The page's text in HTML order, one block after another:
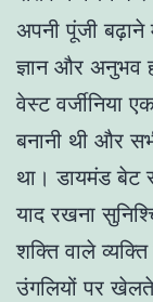
अपनी पूंजी बढ़ाने
ज्ञान और अनुभव
वेस्ट वर्जीनिया
बनानी थी और
था। डायमंड
याद रखना
शक्ति वाले
उंगलियों पर